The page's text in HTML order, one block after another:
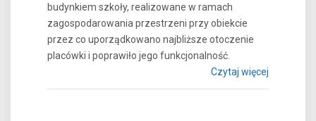
budynkiem szkoły, realizowane w ramach
zagospodarowania przestrzeni przy obiekcie
przez co uporządkowano najbliższe otoczenie
placówki i poprawiło jego funkcjonalność.
Czytaj więcej